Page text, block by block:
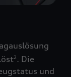
2 . Die
und